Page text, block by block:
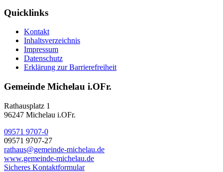
Quicklinks
Kontakt
Inhaltsverzeichnis
Impressum
Datenschutz
Erklärung zur Barrierefreiheit
Gemeinde Michelau i.OFr.
Rathausplatz 1
96247 Michelau i.OFr.
09571 9707-0
09571 9707-27
rathaus@gemeinde-michelau.de
www.gemeinde-michelau.de
Sicheres Kontaktformular